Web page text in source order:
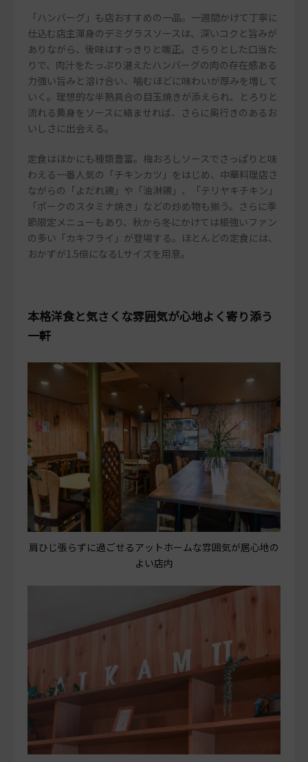
「ハンバーグ」も店おすすめの一品。一週間かけて丁寧に
仕込む店主渾身のデミグラスソースは、深いコクと旨みが
ありながら、後味はすっきりと端正。さらりとした口当た
りで、肉汁をたっぷり湛えたハンバーグの肉の存在感ある
力強い旨みと溶け合い、噛むほどに味わいが厚みを増して
いく。理想的な半熟具合の目玉焼きが添えられ、とろりと
流れる黄身をソースに絡ませれば、さらに奥行きのあるお
いしさに出会える。
定食はほかにも種類豊富。梅おろしソースでさっぱりと味
わえる一番人気の「チキンカツ」をはじめ、中華料理店さ
ながらの「よだれ鶏」や「油淋鶏」、「テリヤキチキン」
「ポークのスタミナ焼き」などの炒め物も揃う。さらに季
節限定メニューもあり、秋から冬にかけては根強いファン
の多い「カキフライ」が登場する。ほとんどの定食には、
おかずが1.5倍になるLサイズを用意。
本格洋食と気さくな雰囲気が心地よく寄り添う
一軒
肩ひじ張らずに過ごせるアットホームな雰囲気が居心地の
よい店内